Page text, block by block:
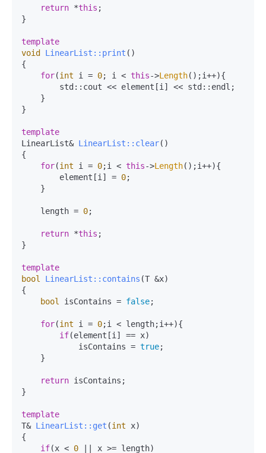
return *this ;
}
template
void
LinearList::print ()
{
for(int i = 0; i < this->Length();i++){
}
template
LinearList& LinearList::clear()
{
for(int i = 0;i < this->Length();i++){
        element[i] =
0;
    length =
0;
return *this ;
}
template
bool
LinearList::contains (T &x)
{
bool
isContains = false;
for(int i = 0;i < length;i++){
if(element[i] == x)
            isContains =
true;
return isContains;
}
template
T& LinearList::get (int x)
{
if(x < 0 || x >= length)